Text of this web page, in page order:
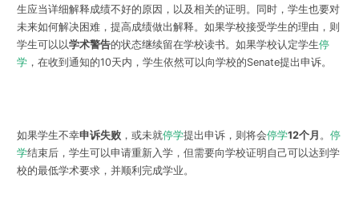
生应当详细解释成绩不好的原因，以及相关的证明。同时，学生也要对
未来如何解决困难，提高成绩做出解释。如果学校接受学生的理由，则
学生可以以学术警告的状态继续留在学校读书。如果学校认定学生停
学，在收到通知的10天内，学生依然可以向学校的Senate提出申诉。
如果学生不幸申诉失败，或未就停学提出申诉，则将会停学12个月 。 停
学结束后，学生可以申请重新入学，但需要向学校证明自己可以达到学
校的最低学术要求，并顺利完成学业。